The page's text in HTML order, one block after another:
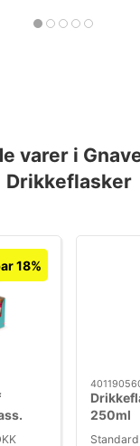
varer i
Drikkeflasker
18%
250ml